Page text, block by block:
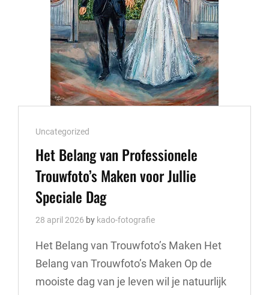
Cat
Links
Uncategorized
Het Belang van Professionele
Trouwfoto’s Maken voor Jullie
Speciale Dag
28 april 2026 by kado-fotografie
Het Belang van Trouwfoto’s Maken Het
Belang van Trouwfoto’s Maken Op de
mooiste dag van je leven wil je natuurlijk